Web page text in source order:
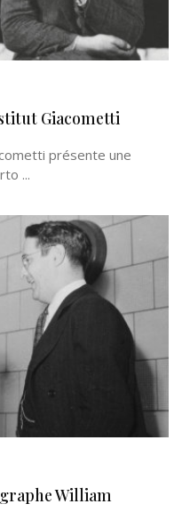
Giacometti
présente une
...
William